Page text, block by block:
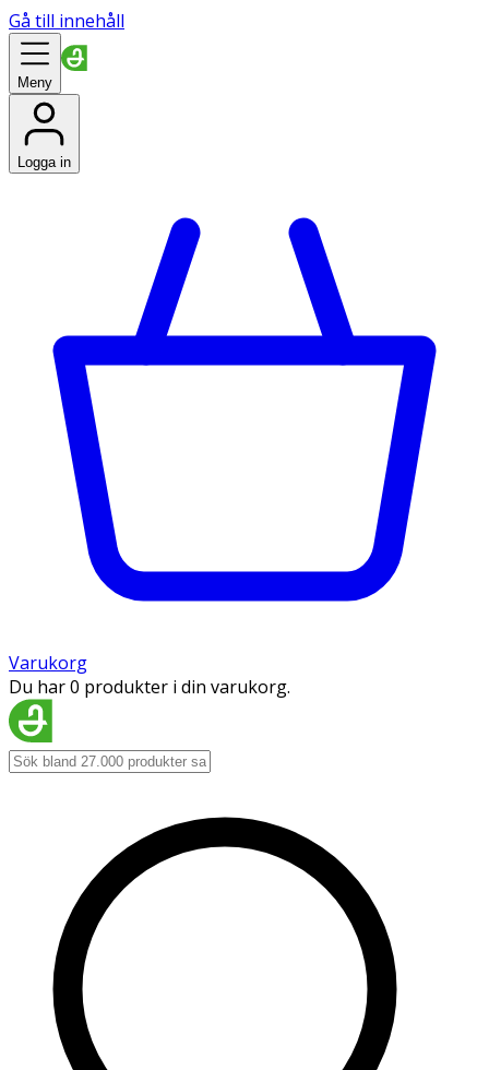
Gå till innehåll
Meny
Logga in
Varukorg
Du har 0 produkter i din varukorg.